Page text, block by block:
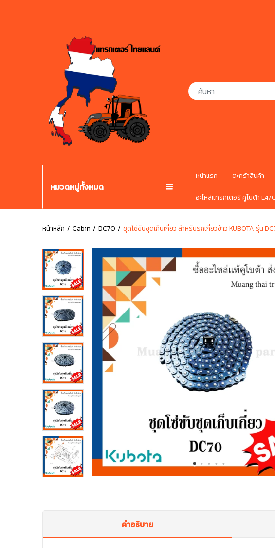
หมวดหมู่ทั้งหมด
หน้าแรก ตะกร้าสินค้า
อะไหล่แทรกเตอร์ คูโบต้า
หน้าหลัก Cabin DC70 ชุดโซ่ขับชุดเก็บเกี่ยว สำหรับรถเกี่ยวข้าว KUBOTA รุ่น
คำอธิบาย